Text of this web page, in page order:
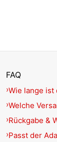
FAQ
Wie lange ist
Welche
Rückgabe &
Passt der